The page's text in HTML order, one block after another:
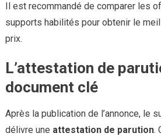
Il est recommandé de comparer les
supports habilités pour obtenir le
prix.
L’attestation de
document clé
Après la publication de l’annonce, le
délivre une attestation de parution.